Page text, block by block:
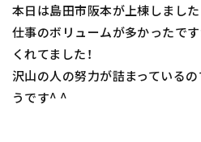
本日は島田市阪本が上棟しました
仕事のボリュームが多かったで
くれてました！
沢山の人の努力が詰まっている
うです^ ^